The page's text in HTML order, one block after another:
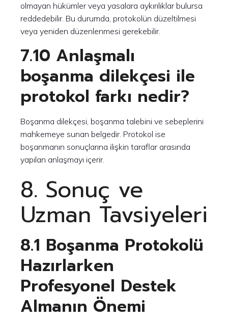
olmayan hükümler veya yasalara aykırılıklar bulursa
reddedebilir. Bu durumda, protokolün düzeltilmesi
veya yeniden düzenlenmesi gerekebilir.
7.10 Anlaşmalı
boşanma dilekçesi ile
protokol farkı nedir?
Boşanma dilekçesi, boşanma talebini ve sebeplerini
mahkemeye sunan belgedir. Protokol ise
boşanmanın sonuçlarına ilişkin taraflar arasında
yapılan anlaşmayı içerir.
8. Sonuç ve
Uzman Tavsiyeleri
8.1 Boşanma Protokolü
Hazırlarken
Profesyonel Destek
Almanın Önemi